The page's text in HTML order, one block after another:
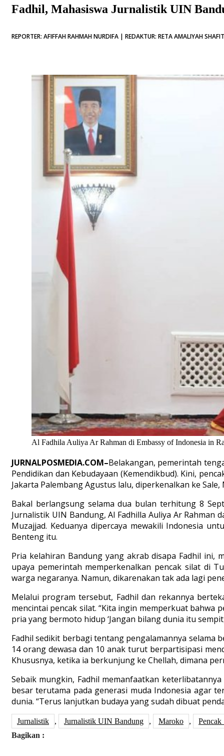
Fadhil, Mahasiswa Jurnalistik UIN
REPORTER: AFIFFAH RAHMAH NURDIFA | REDAKTUR: RETA AMALIYAH
Al Fadhila Auliya Ar Rahman di Embassy of Indonesia in
JURNALPOSMEDIA.COM–Belakangan, pemerintah
Pendidikan dan Kebudayaan (Kemendikbud). Kini,
Jakarta Palembang Agustus lalu, diperkenalkan ke Sale,
Bakal berlangsung selama dua bulan terhitung 8
Jurnalistik UIN Bandung, Al Fadhilla Auliya Ar Rahman
Muzajjad. Keduanya dipercaya mewakili Indonesia
Benteng itu.
Pria kelahiran Bandung yang akrab disapa Fadhil ini,
upaya pemerintah memperkenalkan pencak silat di
warga negaranya. Namun, dikarenakan tak ada lagi
Melalui program tersebut, Fadhil dan rekannya
mencintai pencak silat. “Kita ingin memperkuat bahwa
pria yang bermoto hidup ‘Jangan bilang dunia itu
Fadhil sedikit berbagi tentang pengalamannya selama
14 orang dewasa dan 10 anak turut berpartisipasi
Khususnya, ketika ia berkunjung ke Chellah, dimana
Sebaik mungkin, Fadhil memanfaatkan
besar terutama pada generasi muda Indonesia agar
dunia. “Terus lanjutkan budaya yang sudah dibuat
Jurnalistik , Jurnalistik UIN Bandung , Maroko ,
Pencak
Bagikan :